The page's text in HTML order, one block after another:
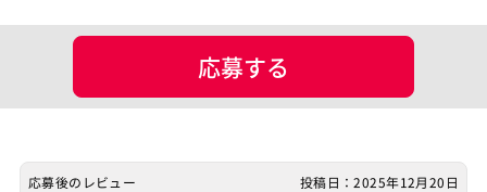
服装 未設定
マッチング設定
担当工程 基本設計 詳細設計
応募する
応募後のレビュー
投稿日：2025年12月20日